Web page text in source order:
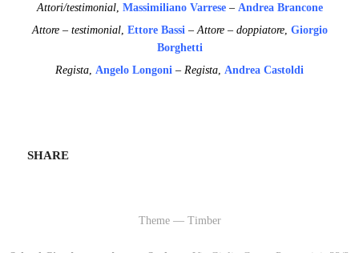
Attori/testimonial, Massimiliano Varrese– Andrea Brancone
Attore – testimonial, Ettore Bassi– Attore – doppiatore, Giorgio
Borghetti
Regista, Angelo Longoni – Regista, Andrea Castoldi
SHARE
Theme — Timber